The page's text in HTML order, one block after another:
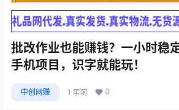
批改作业也能赚钱？一小时稳
手机项目，识字就能玩！
中创网赚 1 年前 0